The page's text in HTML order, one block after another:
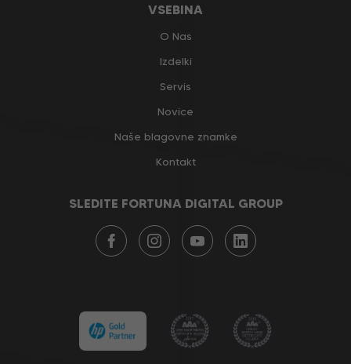
VSEBINA
O Nas
Izdelki
Servis
Novice
Naše blagovne znamke
Kontakt
SLEDITE FORTUNA DIGITAL GROUP